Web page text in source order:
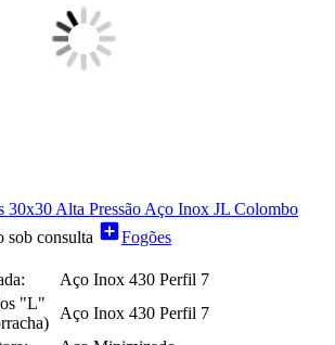
30x30 Alta Pressão Aço Inox JL Colombo
sob consulta add_boxFogões
Aço Inox 430 Perfil 7
"L"
Aço Inox 430 Perfil 7